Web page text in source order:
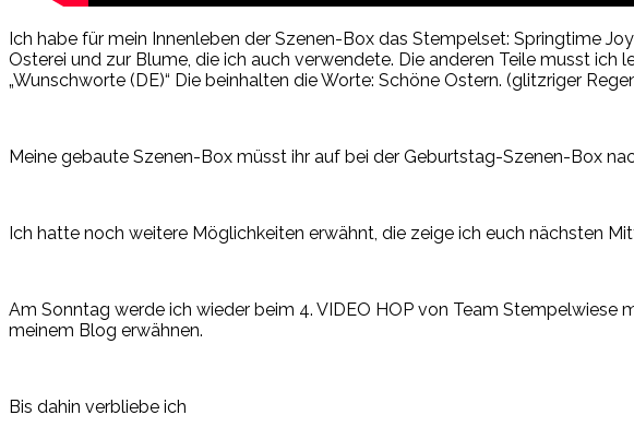
Ich habe für mein Innenleben der Szenen-Box das Stempelset: Springtime
Osterei und zur Blume, die ich auch verwendete. Die anderen Teile musst
„Wunschworte (DE)“ Die beinhalten die Worte: Schöne Ostern. (glitzriger
Meine gebaute Szenen-Box müsst ihr auf bei der Geburtstag-Szenen-Box
Ich hatte noch weitere Möglichkeiten erwähnt, die zeige ich euch nächsten
Am Sonntag werde ich wieder beim 4. VIDEO HOP von Team Stempelwiese
meinem Blog erwähnen.
Bis dahin verbliebe ich